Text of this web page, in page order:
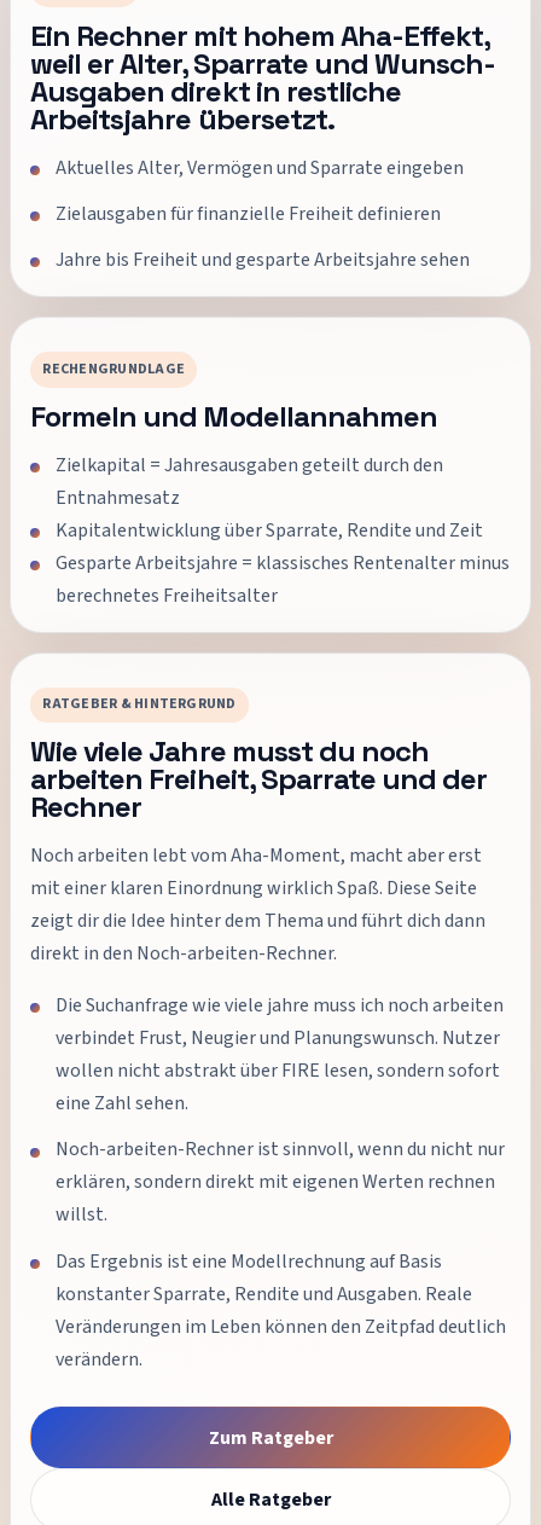
Ein Rechner mit hohem Aha-Effekt,
weil er Alter, Sparrate und Wunsch-
Ausgaben direkt in restliche
Arbeitsjahre übersetzt.
Aktuelles Alter, Vermögen und Sparrate eingeben
Zielausgaben für finanzielle Freiheit definieren
Jahre bis Freiheit und gesparte Arbeitsjahre sehen
RECHENGRUNDLAGE
Formeln und Modellannahmen
Zielkapital = Jahresausgaben geteilt durch den
Entnahmesatz
Kapitalentwicklung über Sparrate, Rendite und Zeit
Gesparte Arbeitsjahre = klassisches Rentenalter minus
berechnetes Freiheitsalter
RATGEBER & HINTERGRUND
Wie viele Jahre musst du noch
arbeiten Freiheit, Sparrate und der
Rechner
Noch arbeiten lebt vom Aha-Moment, macht aber erst
mit einer klaren Einordnung wirklich Spaß. Diese Seite
zeigt dir die Idee hinter dem Thema und führt dich dann
direkt in den Noch-arbeiten-Rechner.
Die Suchanfrage wie viele jahre muss ich noch arbeiten
verbindet Frust, Neugier und Planungswunsch. Nutzer
wollen nicht abstrakt über FIRE lesen, sondern sofort
eine Zahl sehen.
Noch-arbeiten-Rechner ist sinnvoll, wenn du nicht nur
erklären, sondern direkt mit eigenen Werten rechnen
willst.
Das Ergebnis ist eine Modellrechnung auf Basis
konstanter Sparrate, Rendite und Ausgaben. Reale
Veränderungen im Leben können den Zeitpfad deutlich
verändern.
Zum Ratgeber
Alle Ratgeber